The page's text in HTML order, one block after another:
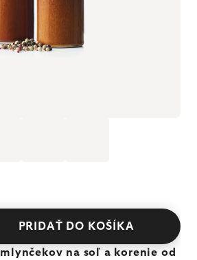
PRIDAŤ DO KOŠÍKA
mlynčekov na soľ a korenie od